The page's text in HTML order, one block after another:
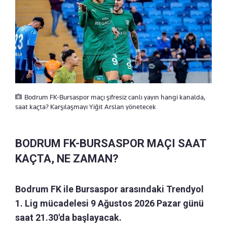
Bodrum FK-Bursaspor maçı şifresiz canlı yayın hangi kanalda,
saat kaçta? Karşılaşmayı Yiğit Arslan yönetecek
BODRUM FK-BURSASPOR MAÇI SAAT
KAÇTA, NE ZAMAN?
Bodrum FK ile Bursaspor arasındaki Trendyol
1. Lig mücadelesi 9 Ağustos 2026 Pazar günü
saat 21.30'da başlayacak.